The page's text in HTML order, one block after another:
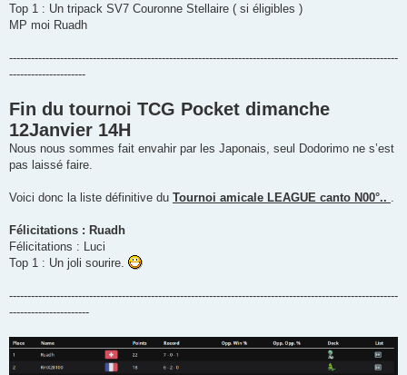
Top 1 : Un tripack SV7 Couronne Stellaire ( si éligibles )
MP moi Ruadh
-----------------------------------------------------------------------------------------------------------
---------------------
Fin du tournoi TCG Pocket dimanche
12Janvier 14H
Nous nous sommes fait envahir par les Japonais, seul Dodorimo ne s’est
pas laissé faire.
Voici donc la liste définitive du Tournoi amicale LEAGUE canto N00°..
Félicitations : Ruadh
Félicitations : Luci
Top 1 : Un joli sourire.
-----------------------------------------------------------------------------------------------------------
----------------------